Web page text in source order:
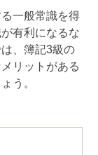
一般常識を得
有利になるな
、簿記3級の
リットがある
う。